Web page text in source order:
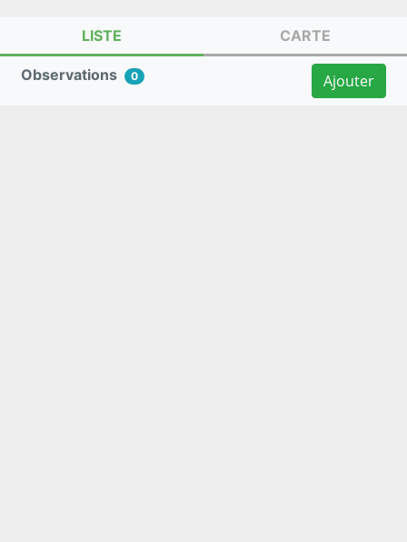
LISTE CARTE
Observations 0 Ajouter